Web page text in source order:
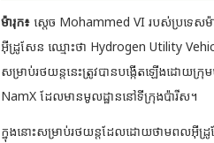
ម៉ារុក៖ ស្តេច Mohammed VI របស់ប្រទេស
អ៊ីដ្រូសែន ឈ្មោះថា Hydrogen Utility
សម្រាប់រថយន្តនេះត្រូវបានបង្កើតឡើងដោ
NamX ដែលមានមូលដ្ឋាននៅទីក្រុងប៉ារីស។
ក្នុងនោះសម្រាប់រថយន្តដែលដោយថាមពលអ៊ីដ្រូ